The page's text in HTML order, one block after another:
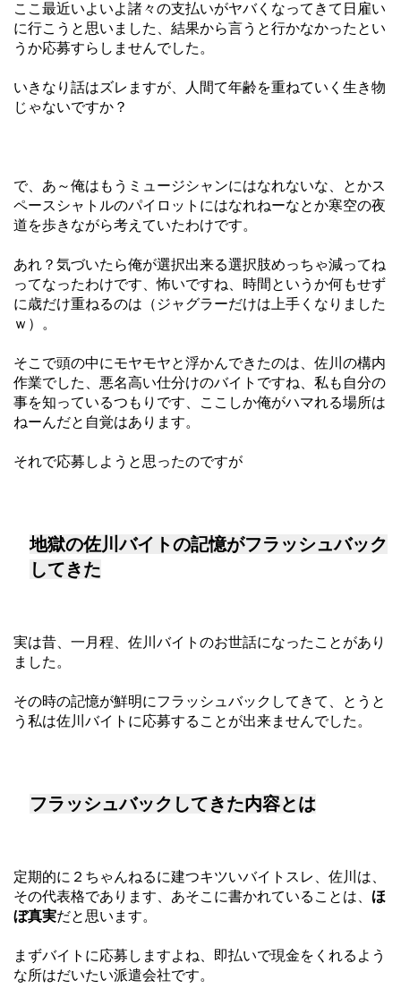
ここ最近いよいよ諸々の支払いがヤバくなってきて日雇い
に行こうと思いました、結果から言うと行かなかったとい
うか応募すらしませんでした。
いきなり話はズレますが、人間て年齢を重ねていく生き物
じゃないですか？
で、あ～俺はもうミュージシャンにはなれないな、とかス
ペースシャトルのパイロットにはなれねーなとか寒空の夜
道を歩きながら考えていたわけです。
あれ？気づいたら俺が選択出来る選択肢めっちゃ減ってね
ってなったわけです、怖いですね、時間というか何もせず
に歳だけ重ねるのは（ジャグラーだけは上手くなりました
ｗ）。
そこで頭の中にモヤモヤと浮かんできたのは、佐川の構内
作業でした、悪名高い仕分けのバイトですね、私も自分の
事を知っているつもりです、ここしか俺がハマれる場所は
ねーんだと自覚はあります。
それで応募しようと思ったのですが
地獄の佐川バイトの記憶がフラッシュバック
してきた
実は昔、一月程、佐川バイトのお世話になったことがあり
ました。
その時の記憶が鮮明にフラッシュバックしてきて、とうと
う私は佐川バイトに応募することが出来ませんでした。
フラッシュバックしてきた内容とは
定期的に２ちゃんねるに建つキツいバイトスレ、佐川は、
その代表格であります、あそこに書かれていることは、 ほ
ぼ真実だと思います。
まずバイトに応募しますよね、即払いで現金をくれるよう
な所はだいたい派遣会社です。